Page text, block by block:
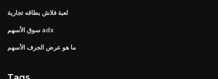
لعبة فلاش بطاقه تجارية
سوق الأسهم adx
ما هو عرض الجرف الأسهم